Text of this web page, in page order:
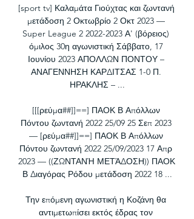
[sport tv] Καλαμάτα Γιούχτας και ζωντανή
μετάδοση 2 Οκτωβρίο 2 Οκτ 2023 —
Super League 2 2022-2023 Α' (βόρειος)
όμιλος 30η αγωνιστική Σάββατο, 17
Ιουνίου 2023 ΑΠΟΛΛΩΝ ΠΟΝΤΟΥ –
ΑΝΑΓΕΝΝΗΣΗ ΚΑΡΔΙΤΣΑΣ 1-0 Π.
ΗΡΑΚΛΗΣ – ...
[[[ρεύμα##]]==] ΠΑΟΚ Β Απόλλων
Πόντου ζωντανή 2022 25/09 25 Σεπ 2023
— [ρεύμα##]]==] ΠΑΟΚ Β Απόλλων
Πόντου ζωντανή 2022 25/09/2023 17 Απρ
2023 — ((ΖΩΝΤΑΝΉ ΜΕΤΆΔΟΣΗ)) ΠΑΟΚ
Β Διαγόρας Ρόδου μετάδοση 2022 18 ...
Την επόμενη αγωνιστική η Κοζάνη θα
αντιμετωπίσει εκτός έδρας τον